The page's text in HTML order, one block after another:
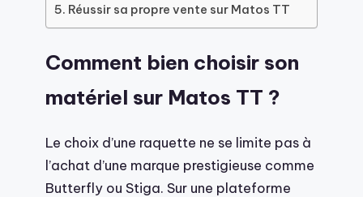
Réussir sa propre vente sur Matos TT
Comment bien choisir son
matériel sur Matos TT ?
Le choix d’une raquette ne se limite pas à
l’achat d’une marque prestigieuse comme
Butterfly ou Stiga. Sur une plateforme